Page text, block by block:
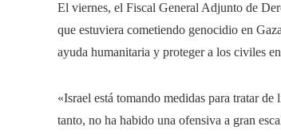
El viernes, el Fiscal General Adjunto de
que estuviera cometiendo genocidio en
ayuda humanitaria y proteger a los civiles
«Israel está tomando medidas para tratar
tanto, no ha habido una ofensiva a gran